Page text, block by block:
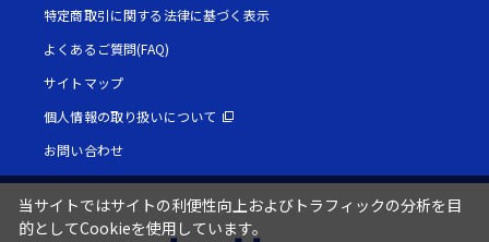
特定商取引に関する法律に基づく表示
よくあるご質問(FAQ)
サイトマップ
個人情報の取り扱いについて
お問い合わせ
当サイトではサイトの利便性向上およびトラフィックの分析を目
的としてCookieを使用しています。